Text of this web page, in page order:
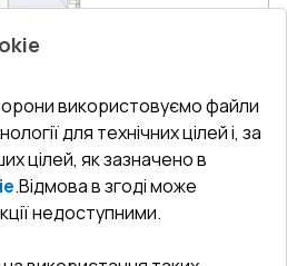
мм Altest RAL 1002 Sand
використовуємо файли
для технічних цілей і, за
цілей, як зазначено в
.Відмова в згоді може
недоступними.